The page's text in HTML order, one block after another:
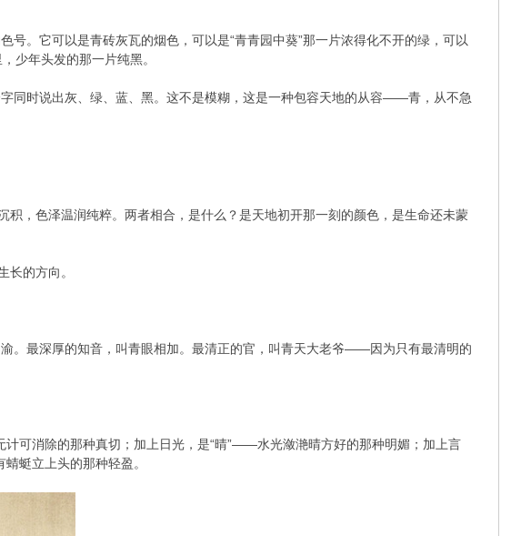
。它可以是青砖灰瓦的烟色，可以是“青青园中葵”那一片浓得化不开的绿，可以
少年头发的那一片纯黑。
同时说出灰、绿、蓝、黑。这不是模糊，这是一种包容天地的从容——青，从不急
，色泽温润纯粹。两者相合，是什么？是天地初开那一刻的颜色，是生命还未蒙
长的方向。
。最深厚的知音，叫青眼相加。最清正的官，叫青天大老爷——因为只有最清明的
可消除的那种真切；加上日光，是“晴”——水光潋滟晴方好的那种明媚；加上言
蜓立上头的那种轻盈。